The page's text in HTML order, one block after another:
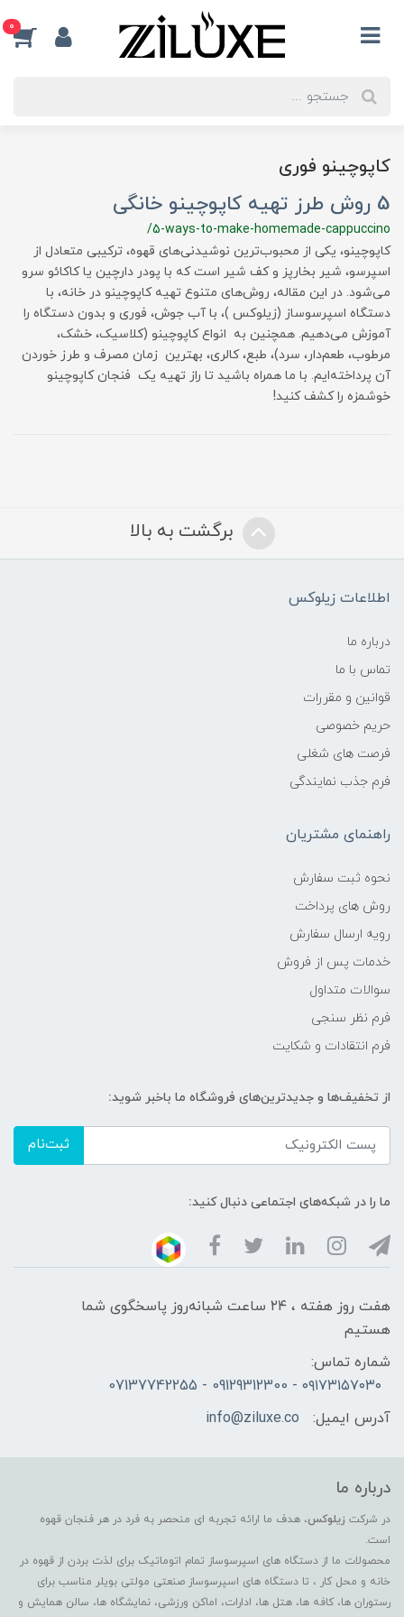
0
کاپوچینو فوری
5 روش طرز تهیه کاپوچینو خانگی
/5-ways-to-make-homemade-cappuccino
کاپوچینو، یکی از محبوب‌ترین نوشیدنی‌های قهوه، ترکیبی متعادل از
اسپرسو، شیر بخارپز و کف شیر است که با پودر دارچین یا کاکائو سرو
می‌شود. در این مقاله، روش‌های متنوع تهیه کاپوچینو در خانه، با
دستگاه اسپرسوساز (زیلوکس )، با آب جوش، فوری و بدون دستگاه را
آموزش می‌دهیم. همچنین به انواع کاپوچینو (کلاسیک، خشک،
مرطوب، طعم‌دار، سرد)، طبع، کالری، بهترین زمان مصرف و طرز خوردن
آن پرداخته‌ایم. با ما همراه باشید تا راز تهیه یک فنجان کاپوچینو
خوشمزه را کشف کنید!
برگشت به بالا
اطلاعات زیلوکس
درباره ما
تماس با ما
قوانین و مقررات
حریم خصوصی
فرصت های شغلی
فرم جذب نمایندگی
راهنمای مشتریان
نحوه ثبت سفارش
روش های پرداخت
رویه ارسال سفارش
خدمات پس از فروش
سوالات متداول
فرم نظر سنجی
فرم انتقادات و شکایت
از تخفیف‌ها و جدیدترین‌های فروشگاه ما باخبر شوید:
ثبت‌نام
ما را در شبکه‌های اجتماعی دنبال کنید:
هفت روز هفته ، ۲۴ ساعت شبانه‌روز پاسخگوی شما
هستیم
شماره تماس:
۰۹۱۷۳۱۵۷۰۳۰ - 09129312300 - 07137742255
آدرس ایمیل:
info@ziluxe.co
درباره ما
در شرکت زیلوکس، هدف ما ارائه تجربه ای منحصر به فرد در هر فنجان قهوه
است.
محصولات ما از دستگاه های اسپرسوساز تمام اتوماتیک برای لذت بردن از قهوه در
خانه و محل کار ، تا دستگاه های اسپرسوساز صنعتی مولتی بویلر مناسب برای
رستوران ها، کافه ها، هتل ها، ادارات، اماکن ورزشی، نمایشگاه ها، سالن همایش و